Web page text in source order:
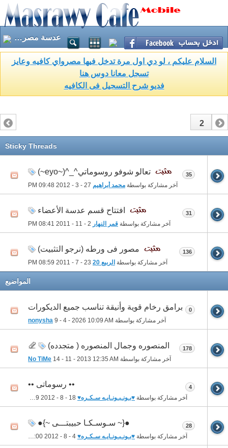
عدسة مصراوي كافيه
السلام عليكم ، لو دي اول مرة تدخل فيها مصرواي كافيه وعايز
تسجل معانا دوس هنا
فديو شرح التسجيل فى الكافيه
1
2
Sticky Threads
تعالو شوفو روسوماتي^_^(~eyo~)
آخر مشاركة بواسطة محمد أبراهيم 09:48 PM
35
افتتاح قسم عدسة الأعضاء
آخر مشاركة بواسطة قمر النهار 08:41 PM
31
مصور فى ورطه (نرجو التثبيت)
آخر مشاركة بواسطة الربيع 20 08:59 PM
136
المواضيع
برامق رخام قوية وأنيقة تناسب جميع الديكورات
آخر مشاركة بواسطة nonysha 9 - 4 - 2026 10:09 AM
0
المنصوره وجمال المنصوره ( متجدده)
آخر مشاركة بواسطة No TiMe 14 - 11 - 2013 12:35 AM
178
•• رسوماتى ••
آخر مشاركة بواسطة ♥بـونـبـونـايـه سـكـره♥ 02:49 AM
4
●{~ سـوسـكـا حبيبتـــى ~}●
آخر مشاركة بواسطة ♥بـونـبـونـايـه سـكـره♥ 04:00 AM
28